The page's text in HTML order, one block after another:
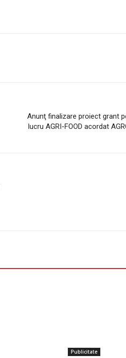
Anunţ finalizare proiect grant
lucru AGRI-FOOD acordat
Publicitate